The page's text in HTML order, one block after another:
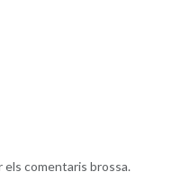
comentaris brossa.